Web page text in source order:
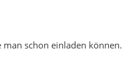
schon einladen können.